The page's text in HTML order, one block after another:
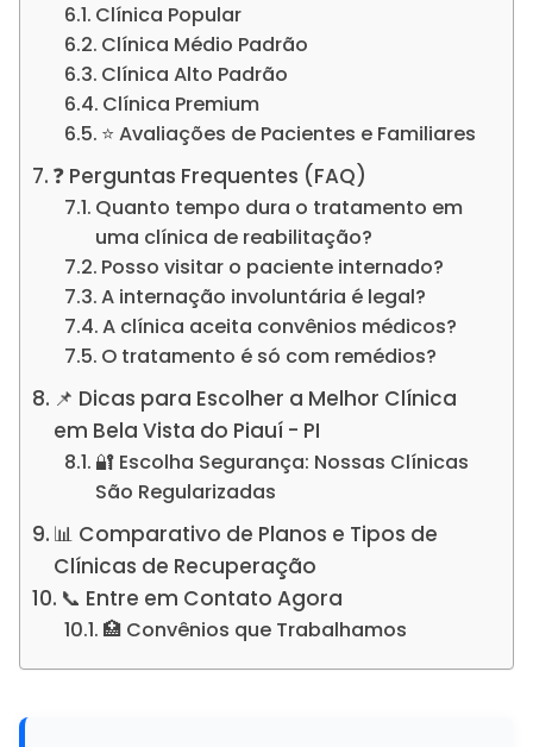
Clínica Popular
Clínica Médio Padrão
Clínica Alto Padrão
Clínica Premium
⭐ Avaliações de Pacientes e Familiares
❓ Perguntas Frequentes (FAQ)
Quanto tempo dura o tratamento em
uma clínica de reabilitação?
Posso visitar o paciente internado?
A internação involuntária é legal?
A clínica aceita convênios médicos?
O tratamento é só com remédios?
📌 Dicas para Escolher a Melhor Clínica
em Bela Vista do Piauí - PI
🔐 Escolha Segurança: Nossas Clínicas
São Regularizadas
📊 Comparativo de Planos e Tipos de
Clínicas de Recuperação
📞 Entre em Contato Agora
🏥 Convênios que Trabalhamos